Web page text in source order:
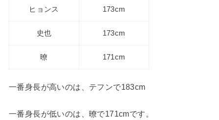
ヒョンス 173cm
史也 173cm
暸 171cm
一番身長が高いのは、テフンで183cm
一番身長が低いのは、暸で171cmです。